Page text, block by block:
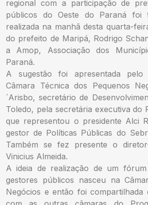
regional com a participação de
públicos do Oeste do Paraná foi
realizada na manhã desta quarta-
do prefeito de Maripá, Rodrigo
a Amop, Associação dos
Paraná.
A sugestão foi apresentada pelo
Câmara Técnica dos Pequenos
´Arisbo, secretário de
Toledo, pela secretária executiva do
que representou o presidente Alci
gestor de Políticas Públicas do
Também se fez presente o
Vinicius Almeida.
A ideia de realização de um
gestores públicos nasceu na
Negócios e então foi compartilhada